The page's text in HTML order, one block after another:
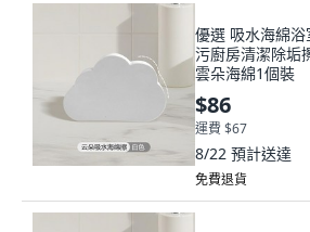
優選 吸水海綿
污廚房清潔除垢
雲朵海綿1個裝
$86
運費 $67
8/22 預計送達
免費退貨